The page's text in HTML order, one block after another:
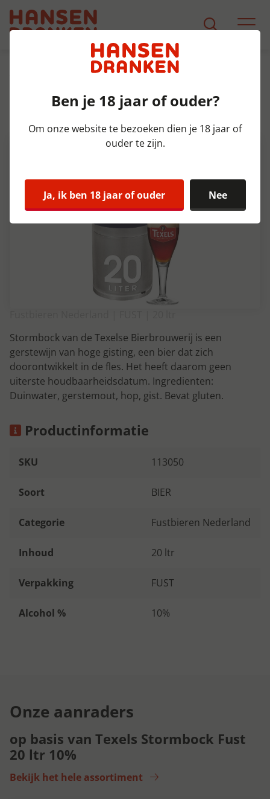
Product Detail
Texels Stormbock Fust 20 ltr
10%
Stormbock van de Texelse Bierbrouwerij is een
gerstewijn van hoge gisting, een bier dat zich
doorontwikkelt in de fles. Het heeft daarom geen
uiterste houdbaarheidsdatum. Ingredienten:
Duinwater, gerstemout, hop, gist. Bevat gluten.
Productinformatie
SKU 113050
Soort BIER
Categorie Fustbieren Nederland
Inhoud 20 ltr
Verpakking FUST
Alcohol % 10%
Onze aanraders
op basis van Texels Stormbock Fust
20 ltr 10%
Bekijk het hele assortiment
Ben je 18 jaar of ouder?
Om onze website te bezoeken dien je 18 jaar of
ouder te zijn.
Ja, ik ben 18 jaar of ouder Nee